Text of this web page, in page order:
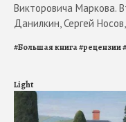
Викторовича Маркова.
Данилкин, Сергей
#Большая книга#рецензии#
Light